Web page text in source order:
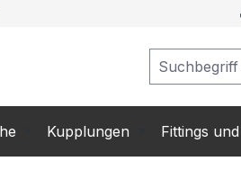
Kupplungen Fittings